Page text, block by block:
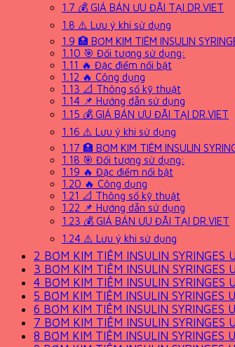
1.7 💰 GIÁ BÁN ƯU ĐÃI TẠI DR.VIET
1.8 ⚠️ Lưu ý khi sử dụng
1.9 🏥 BƠM KIM TIÊM INSULIN
1.10 🎯 Đối tượng sử dụng:
1.11 🔥 Đặc điểm nổi bật
1.12 🔥 Công dụng
1.13 📐 Thông số kỹ thuật
1.14 📌 Hướng dẫn sử dụng
1.15 💰 GIÁ BÁN ƯU ĐÃI TẠI DR.VIET
1.16 ⚠️ Lưu ý khi sử dụng
1.17 🏥 BƠM KIM TIÊM INSULIN
1.18 🎯 Đối tượng sử dụng:
1.19 🔥 Đặc điểm nổi bật
1.20 🔥 Công dụng
1.21 📐 Thông số kỹ thuật
1.22 📌 Hướng dẫn sử dụng
1.23 💰 GIÁ BÁN ƯU ĐÃI TẠI DR.VIET
1.24 ⚠️ Lưu ý khi sử dụng
2 BƠM KIM TIÊM INSULIN
3 BƠM KIM TIÊM INSULIN
4 BƠM KIM TIÊM INSULIN
5 BƠM KIM TIÊM INSULIN
6 BƠM KIM TIÊM INSULIN
7 BƠM KIM TIÊM INSULIN
8 BƠM KIM TIÊM INSULIN